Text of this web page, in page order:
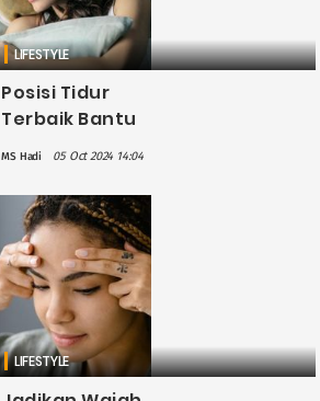
LIFESTYLE
Posisi Tidur
Terbaik Bantu
Kulit Wajah
dan Awet
Muda
MS Hadi 05 Oct 2024 14:04
LIFESTYLE